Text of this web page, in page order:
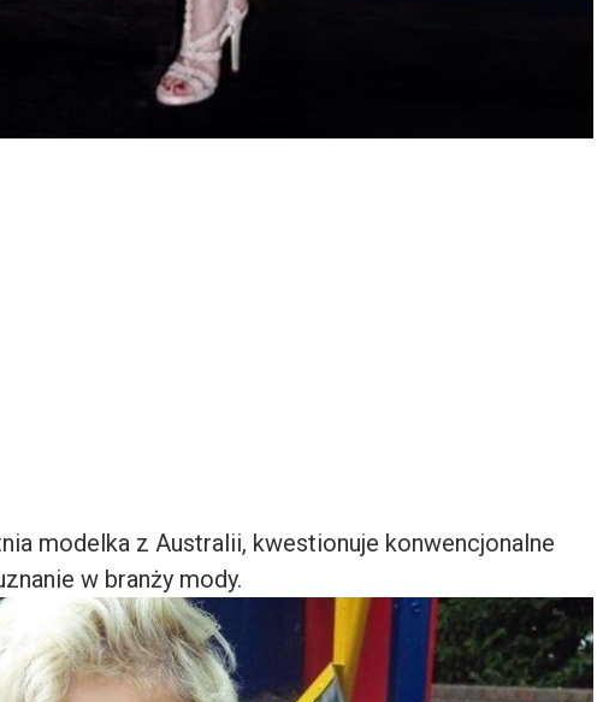
modelka z Australii, kwestionuje konwencjonalne
w branży mody.